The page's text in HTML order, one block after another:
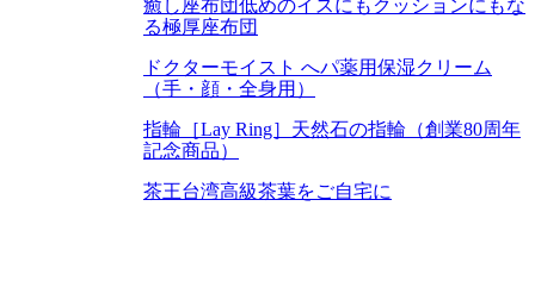
癒し座布団低めのイスにもクッションにもな
る極厚座布団
ドクターモイスト へパ薬用保湿クリーム
（手・顔・全身用）
指輪［Lay Ring］ 天然石の指輪（創業80周年
記念商品）
茶王台湾高級茶葉をご自宅に